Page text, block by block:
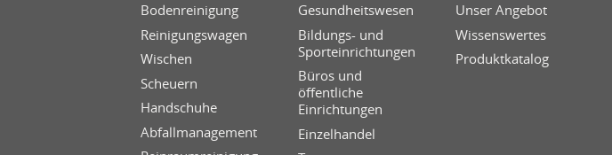
Bodenreinigung
Reinigungswagen
Wischen
Scheuern
Handschuhe
Abfallmanagement
Gesundheitswesen
Bildungs- und
Sporteinrichtungen
Büros und
öffentliche
Einrichtungen
Einzelhandel
Unser Angebot
Wissenswertes
Produktkatalog